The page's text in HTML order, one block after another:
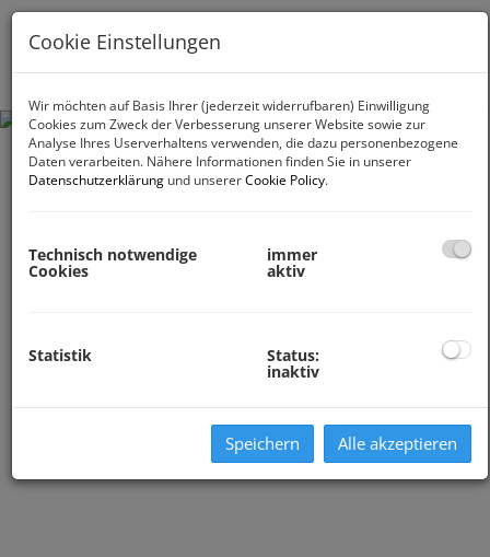
Cookie Einstellungen
Wir möchten auf Basis Ihrer (jederzeit widerrufbaren) Einwilligung
Cookies zum Zweck der Verbesserung unserer Website sowie zur
Analyse Ihres Userverhaltens verwenden, die dazu personenbezogene
Daten verarbeiten. Nähere Informationen finden Sie in unserer
Datenschutzerklärung und unsererCookie Policy.
Technisch notwendige
Cookies
immer
aktiv
Statistik Status:
inaktiv
Speichern Alle akzeptieren